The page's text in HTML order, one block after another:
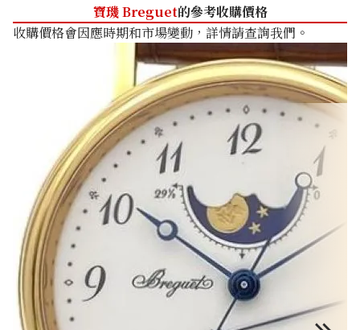
寶璣 Breguet的參考收購價格
收購價格會因應時期和市場變動，詳情請查詢我們。